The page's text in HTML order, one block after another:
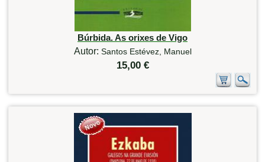
Búrbida. As orixes de Vigo
Autor: Santos Estévez, Manuel
15,00 €